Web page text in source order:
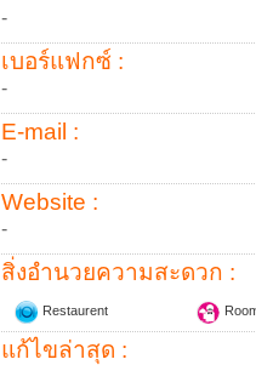
-
เบอร์แฟกซ์ :
-
E-mail :
-
Website :
-
สิ่งอำนวยความสะดวก :
Restaurent
แก้ไขล่าสุด :